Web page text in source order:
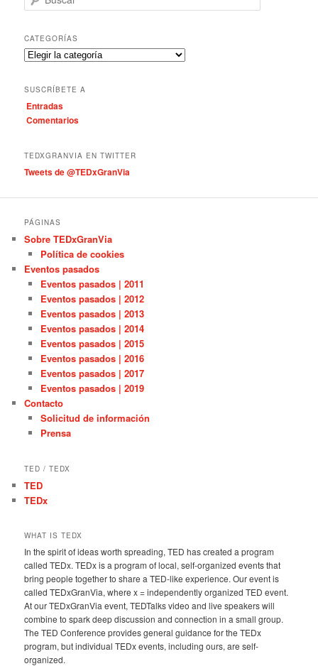
u
c
a
r
CATEGORÍAS
C
e
g
o
a
s
SUSCRÍBETE A
Entradas
Comentarios
TEDXGRANVIA EN TWITTER
Tweets de @TEDxGranVia
PÁGINAS
Sobre TEDxGranVia
Política de cookies
Eventos pasados
Eventos pasados | 2011
Eventos pasados | 2012
Eventos pasados | 2013
Eventos pasados | 2014
Eventos pasados | 2015
Eventos pasados | 2016
Eventos pasados | 2017
Eventos pasados | 2019
Contacto
Solicitud de información
Prensa
TED / TEDX
TED
TEDx
WHAT IS TEDX
In the spirit of ideas worth spreading, TED has created a program
called TEDx. TEDx is a program of local, self-organized events that
bring people together to share a TED-like experience. Our event is
called TEDxGranVia, where x = independently organized TED event.
At our TEDxGranVia event, TEDTalks video and live speakers will
combine to spark deep discussion and connection in a small group.
The TED Conference provides general guidance for the TEDx
program, but individual TEDx events, including ours, are self-
organized.